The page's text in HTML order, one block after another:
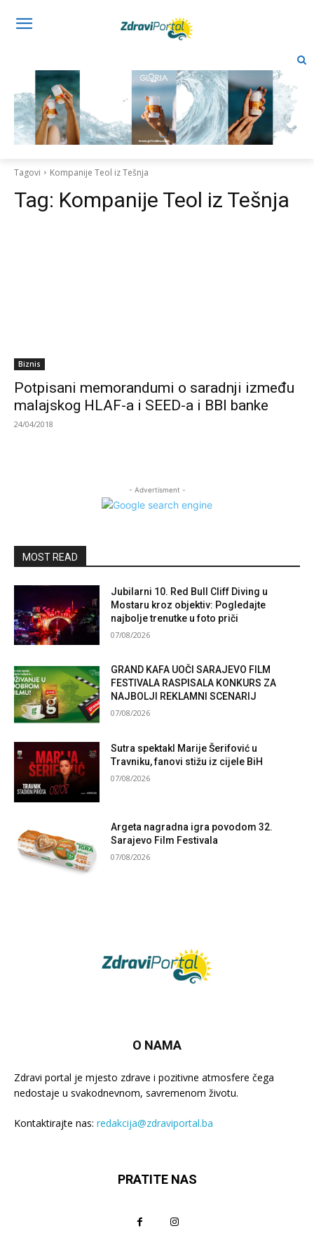
Tagovi Kompanije Teol iz Tešnja
Tag: Kompanije Teol iz Tešnja
Biznis
Potpisani memorandumi o saradnji između
malajskog HLAF-a i SEED-a i BBI banke
24/04/2018
- Advertisment -
MOST READ
Jubilarni 10. Red Bull Cliff Diving u
Mostaru kroz objektiv: Pogledajte
najbolje trenutke u foto priči
07/08/2026
GRAND KAFA UOČI SARAJEVO FILM
FESTIVALA RASPISALA KONKURS ZA
NAJBOLJI REKLAMNI SCENARIJ
07/08/2026
Sutra spektakl Marije Šerifović u
Travniku, fanovi stižu iz cijele BiH
07/08/2026
Argeta nagradna igra povodom 32.
Sarajevo Film Festivala
07/08/2026
O NAMA
Zdravi portal je mjesto zdrave i pozitivne atmosfere čega
nedostaje u svakodnevnom, savremenom životu.
Kontaktirajte nas: redakcija@zdraviportal.ba
PRATITE NAS